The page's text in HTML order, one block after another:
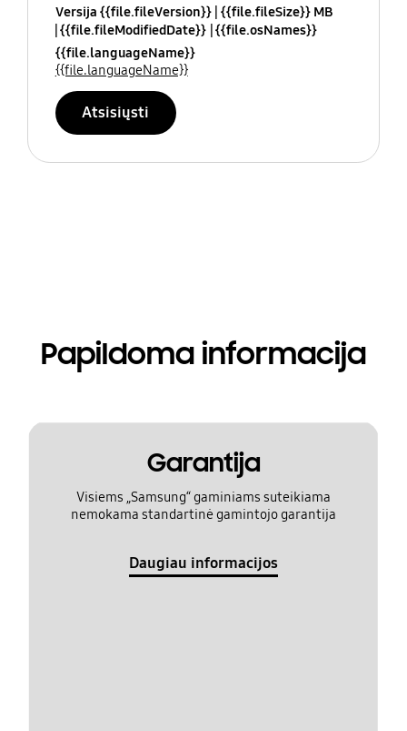
Versija {{file.fileVersion}} {{file.fileSize}} MB
{{file.fileModifiedDate}} {{file.osNames}}
{{file.languageName}}
{{file.languageName}}
Atsisiųsti
Papildoma informacija
Garantija
Visiems „Samsung“ gaminiams suteikiama
nemokama standartinė gamintojo garantija
Daugiau informacijos